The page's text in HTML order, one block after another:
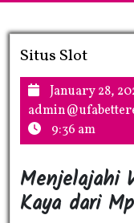
Situs Slot
Category
January 28,
9:36 am
Menjelajahi
Kaya dari